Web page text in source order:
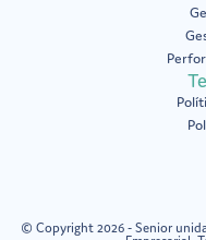
© Copyright 2026 - Senior